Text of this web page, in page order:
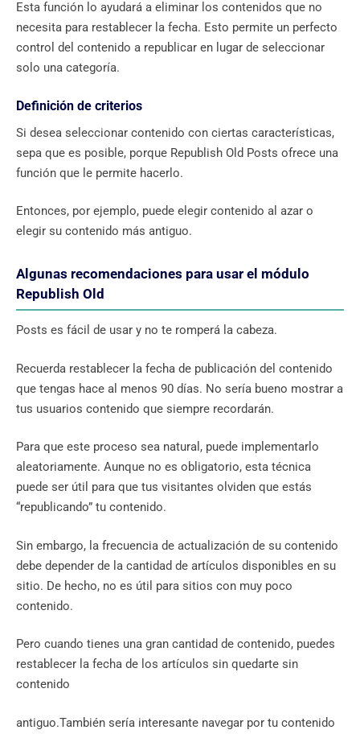
Esta función lo ayudará a eliminar los contenidos que no
necesita para restablecer la fecha. Esto permite un perfecto
control del contenido a republicar en lugar de seleccionar
solo una categoría.
Definición de criterios
Si desea seleccionar contenido con ciertas características,
sepa que es posible, porque Republish Old Posts ofrece una
función que le permite hacerlo.
Entonces, por ejemplo, puede elegir contenido al azar o
elegir su contenido más antiguo.
Algunas recomendaciones para usar el módulo
Republish Old
Posts es fácil de usar y no te romperá la cabeza.
Recuerda restablecer la fecha de publicación del contenido
que tengas hace al menos 90 días. No sería bueno mostrar a
tus usuarios contenido que siempre recordarán.
Para que este proceso sea natural, puede implementarlo
aleatoriamente. Aunque no es obligatorio, esta técnica
puede ser útil para que tus visitantes olviden que estás
“republicando” tu contenido.
Sin embargo, la frecuencia de actualización de su contenido
debe depender de la cantidad de artículos disponibles en su
sitio. De hecho, no es útil para sitios con muy poco
contenido.
Pero cuando tienes una gran cantidad de contenido, puedes
restablecer la fecha de los artículos sin quedarte sin
contenido
antiguo.También sería interesante navegar por tu contenido